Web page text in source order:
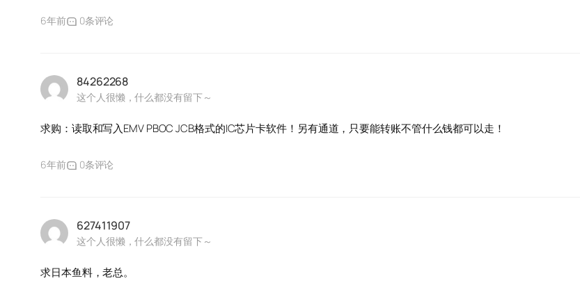
6年前 0条评论
84262268
这个人很懒，什么都没有留下～
求购：读取和写入EMV PBOC JCB格式的IC芯片卡软件！另有通道，只要能转账不管什么钱都可以走！
6年前 0条评论
627411907
这个人很懒，什么都没有留下～
求日本鱼料，老总。